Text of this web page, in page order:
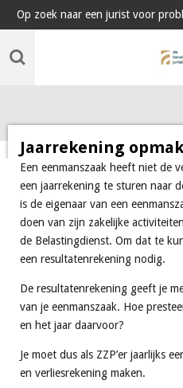
Ga
naar
hoofdinhoud
Op zoek naar een jurist voor
Jaarrekening
Een eenmanszaak heeft niet de
een jaarrekening te sturen naar
is de eigenaar van een
doen van zijn zakelijke
de Belastingdienst. Om dat te
een resultatenrekening nodig.
De resultatenrekening geeft je
van je eenmanszaak. Hoe
en het jaar daarvoor?
Je moet dus als ZZP’er jaarlijks
en verliesrekening maken.